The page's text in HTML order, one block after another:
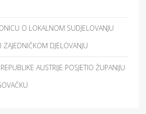
O LOKALNOM SUDJELOVANJU
ZAJEDNIČKOM DJELOVANJU
AUSTRIJE POSJETIO ŽUPANIJU